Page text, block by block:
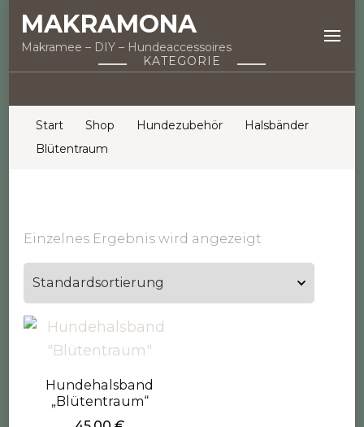
MAKRAMONA
Makramee – DIY – Hundeaccessoires
KATEGORIE
Start Shop Hundezubehör
Halsbänder
Blütentraum
Einzelnes Ergebnis wird angezeigt
Hundehalsband
„Blütentraum“